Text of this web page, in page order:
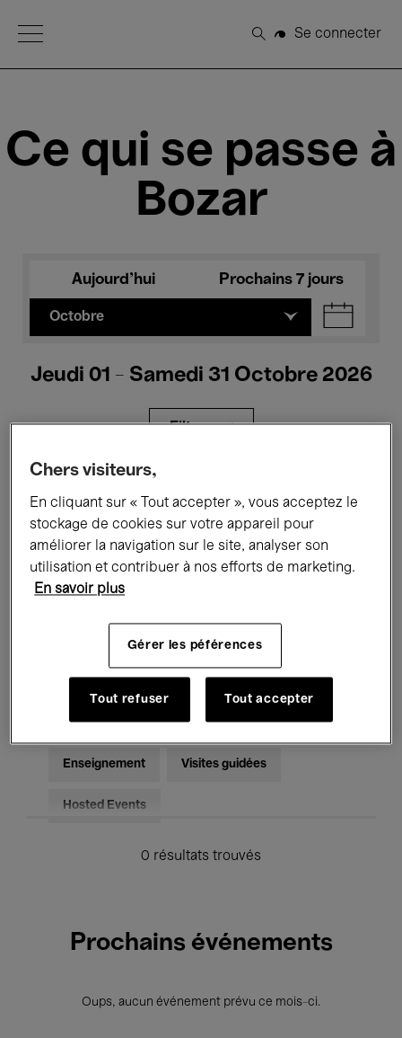
Open Menu
Rechercher
Se connecter
Ce qui se passe à
Bozar
Aujourd'hui Prochains 7 jours
Octobre
Jeudi 01 - Samedi 31 Octobre 2026
Filtres
Expositions Films Performances
Rencontres & Débats Jazz
Musique électronique
Pour tous Kids’ Palace
Enseignement Visites guidées
Hosted Events
0 résultats trouvés
Prochains événements
Oups, aucun événement prévu ce mois-ci.
Chers visiteurs,
En cliquant sur « Tout accepter », vous acceptez le
stockage de cookies sur votre appareil pour
améliorer la navigation sur le site, analyser son
utilisation et contribuer à nos efforts de marketing.
En savoir plus
Gérer les péférences
Tout refuser Tout accepter